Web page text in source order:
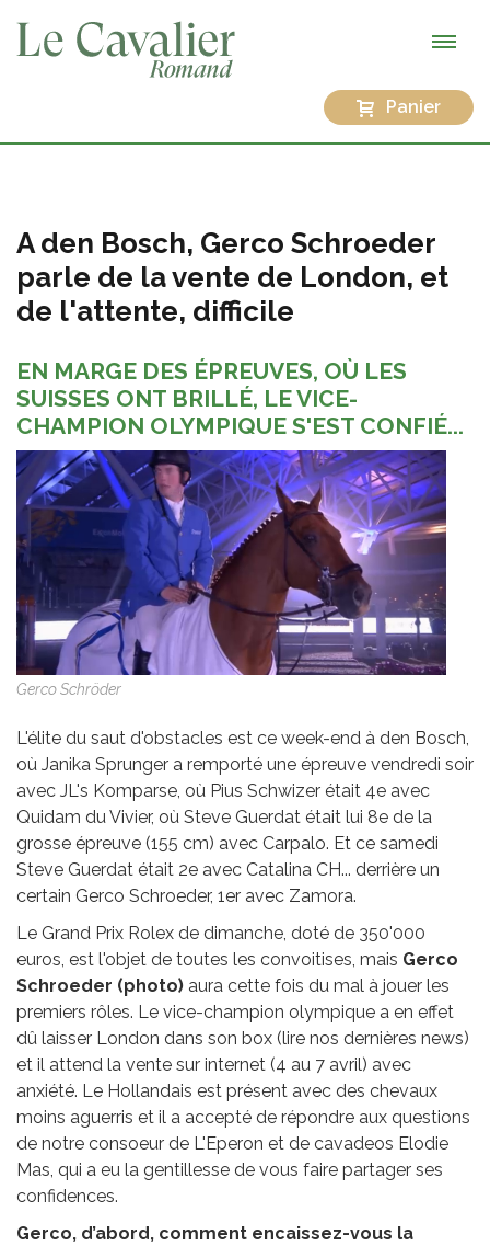
Panier
A den Bosch, Gerco Schroeder
parle de la vente de London, et
de l'attente, difficile
EN MARGE DES ÉPREUVES, OÙ LES
SUISSES ONT BRILLÉ, LE VICE-
CHAMPION OLYMPIQUE S'EST CONFIÉ...
Gerco Schröder
L'élite du saut d'obstacles est ce week-end à den Bosch,
où Janika Sprunger a remporté une épreuve vendredi soir
avec JL's Komparse, où Pius Schwizer était 4e avec
Quidam du Vivier, où Steve Guerdat était lui 8e de la
grosse épreuve (155 cm) avec Carpalo. Et ce samedi
Steve Guerdat était 2e avec Catalina CH... derrière un
certain Gerco Schroeder, 1er avec Zamora.
Le Grand Prix Rolex de dimanche, doté de 350'000
euros, est l'objet de toutes les convoitises, mais Gerco
Schroeder (photo) aura cette fois du mal à jouer les
premiers rôles. Le vice-champion olympique a en effet
dû laisser London dans son box (lire nos dernières news)
et il attend la vente sur internet (4 au 7 avril) avec
anxiété. Le Hollandais est présent avec des chevaux
moins aguerris et il a accepté de répondre aux questions
de notre consoeur de L'Eperon et de cavadeos Elodie
Mas, qui a eu la gentillesse de vous faire partager ses
confidences.
Gerco, d’abord, comment encaissez-vous la